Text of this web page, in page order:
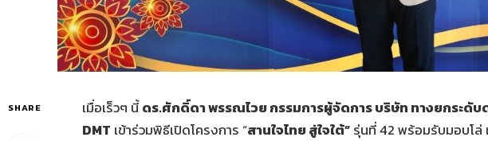
SHARE เมื่อเร็วๆ นี้ดร.ศักดิ์ดา พรรณไวย กรรมการผู้จัดการ บริษัท ทางยกระดั
DMT เข้าร่วมพิธีเปิดโครงการ “สานใจไทย สู่ใจใต้” รุ่นที่ 42 พร้อมรับมอบโล่